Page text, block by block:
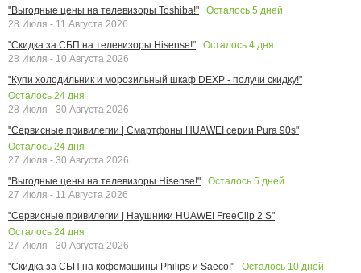
"Выгодные цены на телевизоры Toshiba!"
Осталось 5 дней
28 Июля - 11 Августа 2026
"Скидка за СБП на телевизоры Hisense!"
Осталось 4 дня
28 Июля - 10 Августа 2026
"Купи холодильник и морозильный шкаф DEXP - получи скидку!"
Осталось 24 дня
28 Июля - 30 Августа 2026
"Сервисные привилегии | Смартфоны HUAWEI серии Pura 90s"
Осталось 24 дня
27 Июля - 30 Августа 2026
"Выгодные цены на телевизоры Hisense!"
Осталось 5 дней
27 Июля - 11 Августа 2026
"Сервисные привилегии | Наушники HUAWEI FreeClip 2 S"
Осталось 24 дня
27 Июля - 30 Августа 2026
"Скидка за СБП на кофемашины Philips и Saeco!"
Осталось 10 дней